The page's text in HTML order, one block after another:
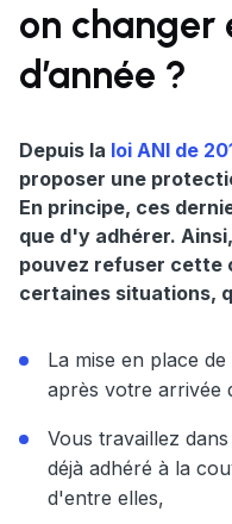
on changer
d’année ?
Depuis la loi ANI de
proposer une
En principe, ces
que d'y adhérer.
pouvez refuser cette
certaines situations,
La mise en place
après votre arrivée
Vous travaillez
déjà adhéré à la
d'entre elles,